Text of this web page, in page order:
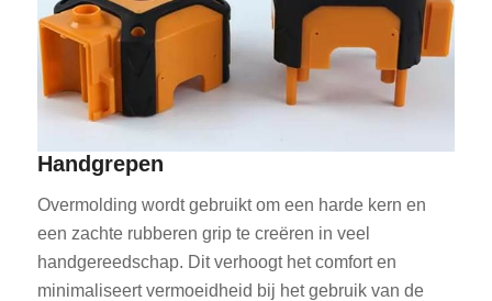
Handgrepen
Overmolding wordt gebruikt om een harde kern en
een zachte rubberen grip te creëren in veel
handgereedschap. Dit verhoogt het comfort en
minimaliseert vermoeidheid bij het gebruik van de